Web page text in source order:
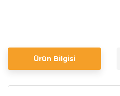
Ürün Bilgisi